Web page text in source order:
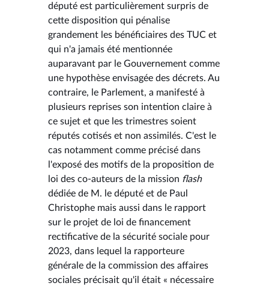
député est particulièrement surpris de
cette disposition qui pénalise
grandement les bénéficiaires des TUC et
qui n'a jamais été mentionnée
auparavant par le Gouvernement comme
une hypothèse envisagée des décrets. Au
contraire, le Parlement, a manifesté à
plusieurs reprises son intention claire à
ce sujet et que les trimestres soient
réputés cotisés et non assimilés. C'est le
cas notamment comme précisé dans
l'exposé des motifs de la proposition de
loi des co-auteurs de la mission flash
dédiée de M. le député et de Paul
Christophe mais aussi dans le rapport
sur le projet de loi de financement
rectificative de la sécurité sociale pour
2023, dans lequel la rapporteure
générale de la commission des affaires
sociales précisait qu'il était « nécessaire